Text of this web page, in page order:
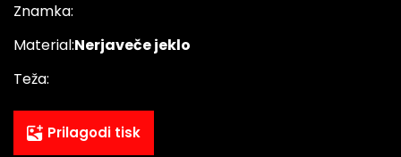
Znamka:
Material:Nerjaveče jeklo
Teža:
Prilagodi tisk